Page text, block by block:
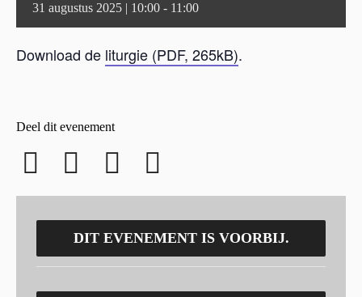
31 augustus 2025 | 10:00 - 11:00
Download de liturgie (PDF, 265kB).
Deel dit evenement
DIT EVENEMENT IS VOORBIJ.